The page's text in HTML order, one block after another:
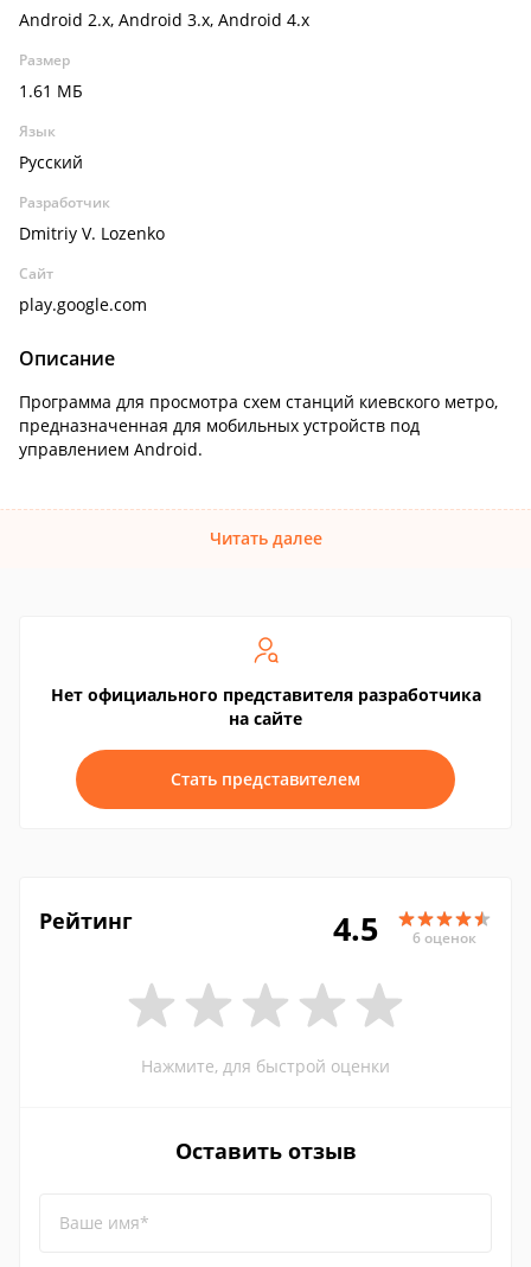
Android 2.x, Android 3.x, Android 4.x
Размер
1.61 МБ
Язык
Русский
Разработчик
Dmitriy V. Lozenko
Сайт
play.google.com
Описание
Программа для просмотра схем станций киевского метро,
предназначенная для мобильных устройств под
управлением Android.
Читать далее
Нет официального представителя разработчика
на сайте
Стать представителем
Рейтинг 4.5 6 оценок
Нажмите, для быстрой оценки
Оставить отзыв
Ваше имя*